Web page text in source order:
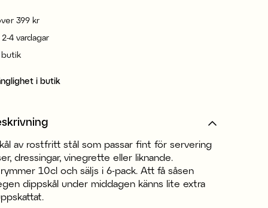
399 kr
4 vardagar
butik
i butik
av rostfritt stål som passar fint för servering
dressingar, vinegrette eller liknande.
10cl och säljs i 6-pack. Att få såsen
dippskål under middagen känns lite extra